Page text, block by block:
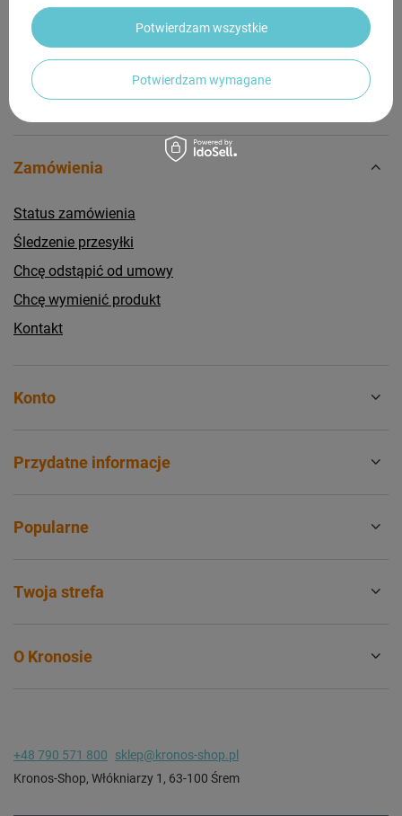
najciekawsze pytania i odpowiedzi publikując
dla innych.
Zadaj pytanie
Zamówienia
Status zamówienia
Śledzenie przesyłki
Chcę odstąpić od umowy
Chcę wymienić produkt
Kontakt
Konto
Przydatne informacje
Popularne
Twoja strefa
O Kronosie
+48 790 571 800
sklep@kronos-shop.pl
Kronos-Shop, Włókniarzy 1 , 63-100 Śrem
Potwierdzam wymagane
Potwierdzam wszystkie